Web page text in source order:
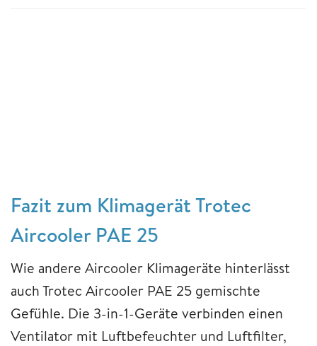
Fazit zum Klimagerät Trotec
Aircooler PAE 25
Wie andere Aircooler Klimageräte hinterlässt
auch Trotec Aircooler PAE 25 gemischte
Gefühle. Die 3-in-1-Geräte verbinden einen
Ventilator mit Luftbefeuchter und Luftfilter,